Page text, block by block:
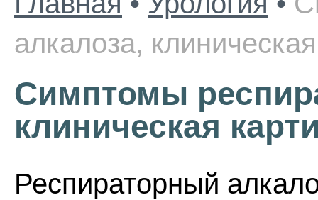
алкалоза,
Симптомы
клиническая
Респираторный